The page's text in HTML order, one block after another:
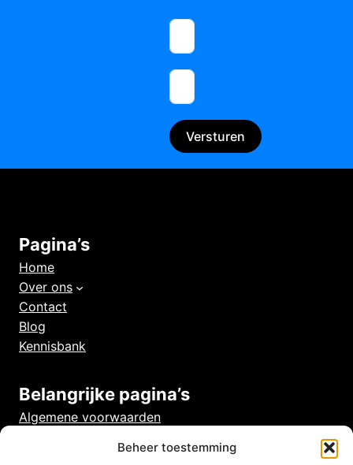
Beheer toestemming
Versturen
Pagina’s
Home
Over ons
Contact
Blog
Kennisbank
Belangrijke pagina’s
Algemene voorwaarden